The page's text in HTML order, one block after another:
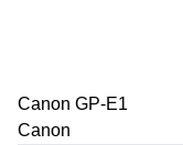
Canon GP-E1
Canon